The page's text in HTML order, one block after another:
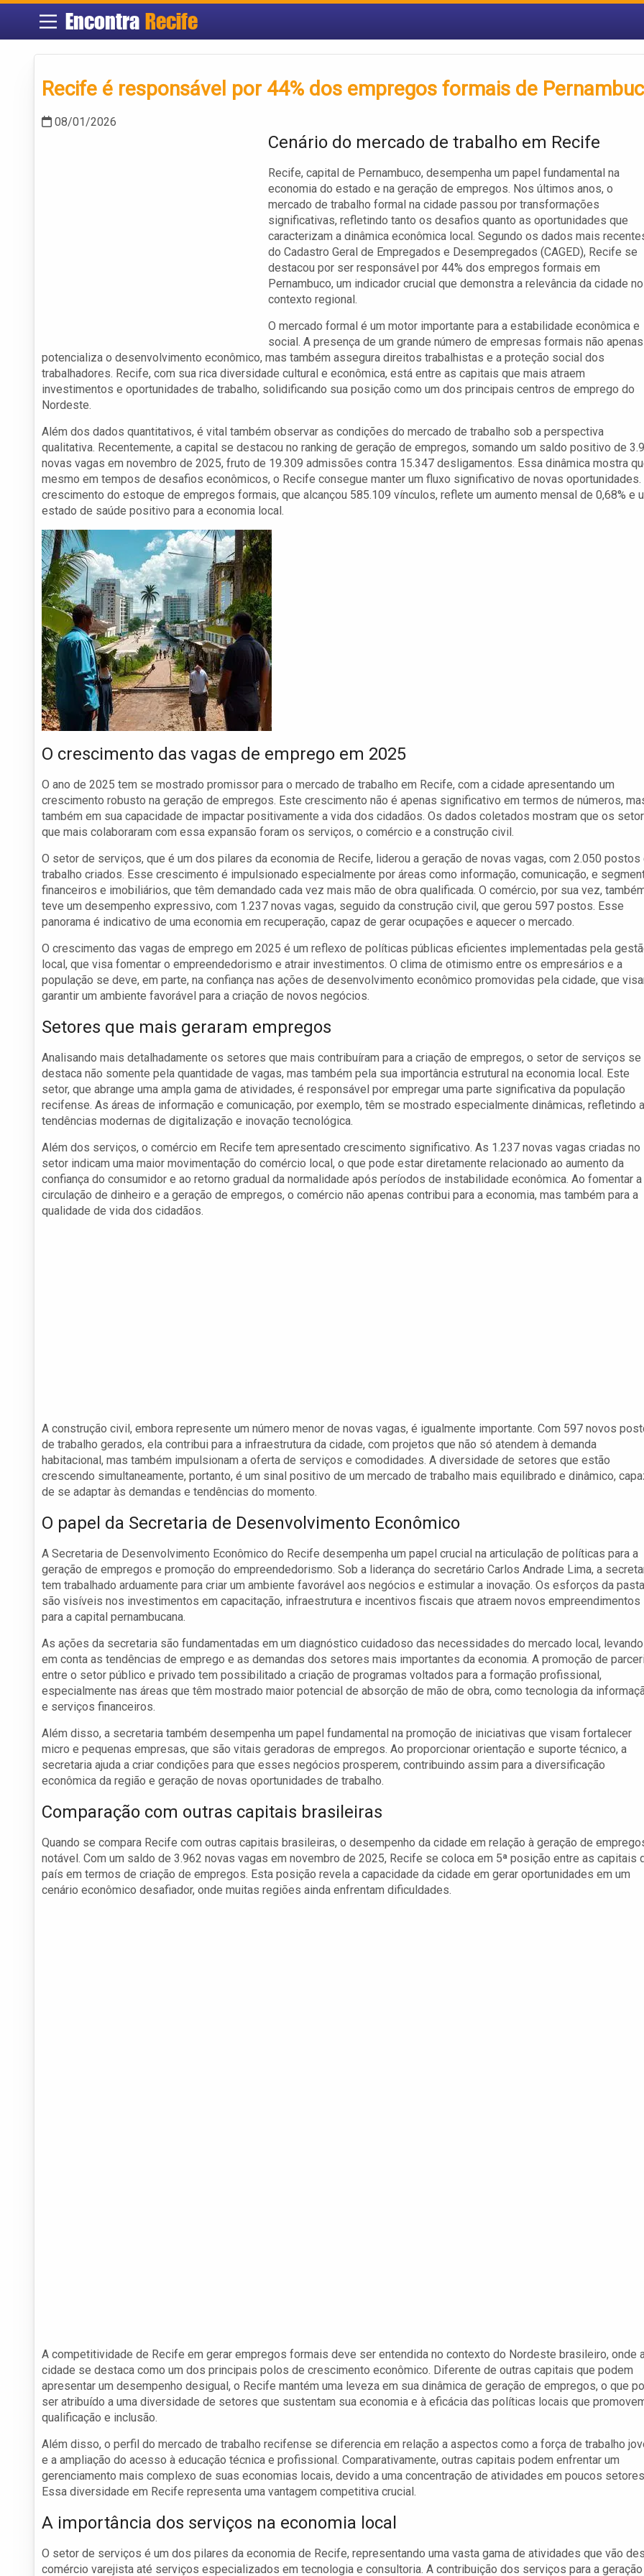
Encontra Recife
Recife é responsável por 44% dos empregos formais de
08/01/2026
Cenário do mercado de trabalho em Recife
Recife, capital de Pernambuco, desempenha um papel fundamental na
economia do estado e na geração de empregos. Nos últimos anos, o
mercado de trabalho formal na cidade passou por transformações
significativas, refletindo tanto os desafios quanto as oportunidades que
caracterizam a dinâmica econômica local. Segundo os dados mais
do Cadastro Geral de Empregados e Desempregados (CAGED), Recife se
destacou por ser responsável por 44% dos empregos formais em
Pernambuco, um indicador crucial que demonstra a relevância da cidade no
contexto regional.
O mercado formal é um motor importante para a estabilidade econômica e
social. A presença de um grande número de empresas formais não apenas
potencializa o desenvolvimento econômico, mas também assegura direitos trabalhistas e a proteção social dos
trabalhadores. Recife, com sua rica diversidade cultural e econômica, está entre as capitais que mais atraem
investimentos e oportunidades de trabalho, solidificando sua posição como um dos principais centros de emprego do
Nordeste.
Além dos dados quantitativos, é vital também observar as condições do mercado de trabalho sob a perspectiva
qualitativa. Recentemente, a capital se destacou no ranking de geração de empregos, somando um saldo positivo de
novas vagas em novembro de 2025, fruto de 19.309 admissões contra 15.347 desligamentos. Essa dinâmica mostra
mesmo em tempos de desafios econômicos, o Recife consegue manter um fluxo significativo de novas oportunidades.
crescimento do estoque de empregos formais, que alcançou 585.109 vínculos, reflete um aumento mensal de 0,68% e
estado de saúde positivo para a economia local.
O crescimento das vagas de emprego em 2025
O ano de 2025 tem se mostrado promissor para o mercado de trabalho em Recife, com a cidade apresentando um
crescimento robusto na geração de empregos. Este crescimento não é apenas significativo em termos de números,
também em sua capacidade de impactar positivamente a vida dos cidadãos. Os dados coletados mostram que os
que mais colaboraram com essa expansão foram os serviços, o comércio e a construção civil.
O setor de serviços, que é um dos pilares da economia de Recife, liderou a geração de novas vagas, com 2.050 postos
trabalho criados. Esse crescimento é impulsionado especialmente por áreas como informação, comunicação, e
financeiros e imobiliários, que têm demandado cada vez mais mão de obra qualificada. O comércio, por sua vez,
teve um desempenho expressivo, com 1.237 novas vagas, seguido da construção civil, que gerou 597 postos. Esse
panorama é indicativo de uma economia em recuperação, capaz de gerar ocupações e aquecer o mercado.
O crescimento das vagas de emprego em 2025 é um reflexo de políticas públicas eficientes implementadas pela
local, que visa fomentar o empreendedorismo e atrair investimentos. O clima de otimismo entre os empresários e a
população se deve, em parte, na confiança nas ações de desenvolvimento econômico promovidas pela cidade, que
garantir um ambiente favorável para a criação de novos negócios.
Setores que mais geraram empregos
Analisando mais detalhadamente os setores que mais contribuíram para a criação de empregos, o setor de serviços se
destaca não somente pela quantidade de vagas, mas também pela sua importância estrutural na economia local. Este
setor, que abrange uma ampla gama de atividades, é responsável por empregar uma parte significativa da população
recifense. As áreas de informação e comunicação, por exemplo, têm se mostrado especialmente dinâmicas, refletindo
tendências modernas de digitalização e inovação tecnológica.
Além dos serviços, o comércio em Recife tem apresentado crescimento significativo. As 1.237 novas vagas criadas no
setor indicam uma maior movimentação do comércio local, o que pode estar diretamente relacionado ao aumento da
confiança do consumidor e ao retorno gradual da normalidade após períodos de instabilidade econômica. Ao fomentar a
circulação de dinheiro e a geração de empregos, o comércio não apenas contribui para a economia, mas também para a
qualidade de vida dos cidadãos.
A construção civil, embora represente um número menor de novas vagas, é igualmente importante. Com 597 novos
de trabalho gerados, ela contribui para a infraestrutura da cidade, com projetos que não só atendem à demanda
habitacional, mas também impulsionam a oferta de serviços e comodidades. A diversidade de setores que estão
crescendo simultaneamente, portanto, é um sinal positivo de um mercado de trabalho mais equilibrado e dinâmico,
de se adaptar às demandas e tendências do momento.
O papel da Secretaria de Desenvolvimento Econômico
A Secretaria de Desenvolvimento Econômico do Recife desempenha um papel crucial na articulação de políticas para a
geração de empregos e promoção do empreendedorismo. Sob a liderança do secretário Carlos Andrade Lima, a
tem trabalhado arduamente para criar um ambiente favorável aos negócios e estimular a inovação. Os esforços da pasta
são visíveis nos investimentos em capacitação, infraestrutura e incentivos fiscais que atraem novos empreendimentos
para a capital pernambucana.
As ações da secretaria são fundamentadas em um diagnóstico cuidadoso das necessidades do mercado local, levando
em conta as tendências de emprego e as demandas dos setores mais importantes da economia. A promoção de
entre o setor público e privado tem possibilitado a criação de programas voltados para a formação profissional,
especialmente nas áreas que têm mostrado maior potencial de absorção de mão de obra, como tecnologia da
e serviços financeiros.
Além disso, a secretaria também desempenha um papel fundamental na promoção de iniciativas que visam fortalecer
micro e pequenas empresas, que são vitais geradoras de empregos. Ao proporcionar orientação e suporte técnico, a
secretaria ajuda a criar condições para que esses negócios prosperem, contribuindo assim para a diversificação
econômica da região e geração de novas oportunidades de trabalho.
Comparação com outras capitais brasileiras
Quando se compara Recife com outras capitais brasileiras, o desempenho da cidade em relação à geração de
notável. Com um saldo de 3.962 novas vagas em novembro de 2025, Recife se coloca em 5ª posição entre as capitais
país em termos de criação de empregos. Esta posição revela a capacidade da cidade em gerar oportunidades em um
cenário econômico desafiador, onde muitas regiões ainda enfrentam dificuldades.
A competitividade de Recife em gerar empregos formais deve ser entendida no contexto do Nordeste brasileiro, onde
cidade se destaca como um dos principais polos de crescimento econômico. Diferente de outras capitais que podem
apresentar um desempenho desigual, o Recife mantém uma leveza em sua dinâmica de geração de empregos, o que
ser atribuído a uma diversidade de setores que sustentam sua economia e à eficácia das políticas locais que
qualificação e inclusão.
Além disso, o perfil do mercado de trabalho recifense se diferencia em relação a aspectos como a força de trabalho
e a ampliação do acesso à educação técnica e profissional. Comparativamente, outras capitais podem enfrentar um
gerenciamento mais complexo de suas economias locais, devido a uma concentração de atividades em poucos
Essa diversidade em Recife representa uma vantagem competitiva crucial.
A importância dos serviços na economia local
O setor de serviços é um dos pilares da economia de Recife, representando uma vasta gama de atividades que vão
comércio varejista até serviços especializados em tecnologia e consultoria. A contribuição dos serviços para a